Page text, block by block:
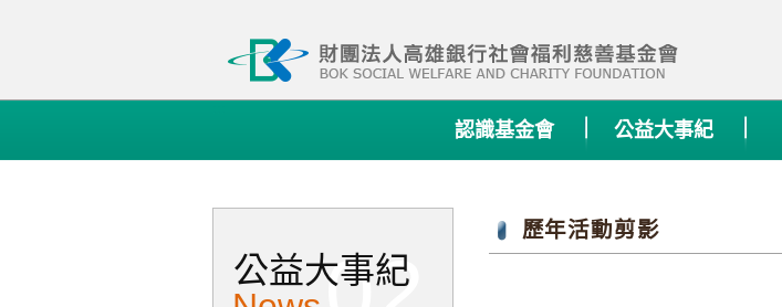
認識基金會 公益大事紀
公益大事紀
歷年活動剪影